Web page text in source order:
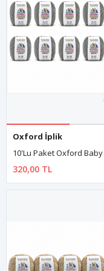
Oxford İplik
320,00 TL